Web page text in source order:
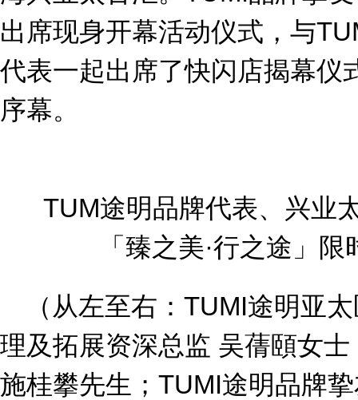
出席现身开幕活动仪式，与
代表一起出席了快闪店揭幕仪
序幕。
TUM途明品牌代表、兴业
「臻之美·行之途」
（从左至右：TUMI途明亚
理及拓展资深总监 吴蒨頤女
施桂攀先生；TUMI途明品牌